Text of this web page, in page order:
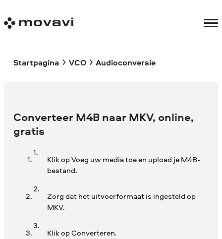
Startpagina VCO Audioconversie
Converteer M4B naar MKV, online,
gratis
Klik op Voeg uw media toe en upload je M4B-
bestand.
Zorg dat het uitvoerformaat is ingesteld op
MKV.
Klik op Converteren.